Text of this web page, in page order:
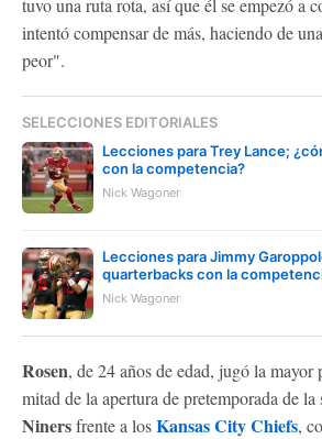
tuvo una ruta rota, así que él se empezó a
intentó compensar de más, haciendo de
peor".
SELECCIONES EDITORIALES
Lecciones para Trey Lance;
con la competencia?
Nick Wagoner
Lecciones para Jimmy
quarterbacks con la
Nick Wagoner
Rosen, de 24 años de edad, jugó la mayor
mitad de la apertura de pretemporada de la
Ninersfrente a losKansas City Chiefs,